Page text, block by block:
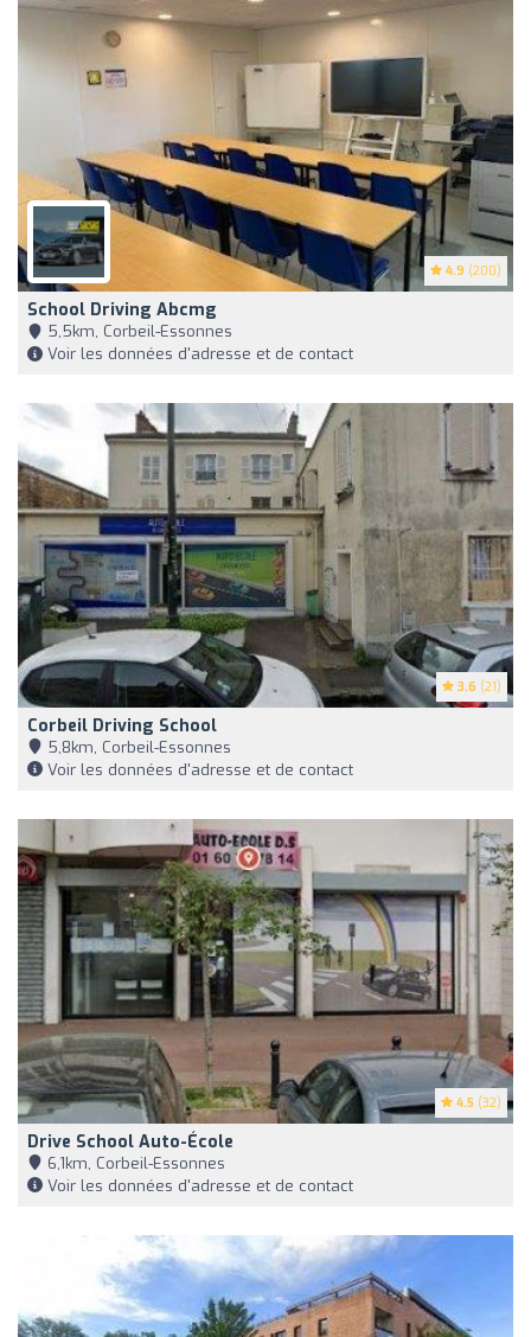
4.9 (200)
School Driving Abcmg
5,5km, Corbeil-Essonnes
Voir les données d'adresse et de contact
3.6 (21)
Corbeil Driving School
5,8km, Corbeil-Essonnes
Voir les données d'adresse et de contact
4.5 (32)
Drive School Auto-École
6,1km, Corbeil-Essonnes
Voir les données d'adresse et de contact